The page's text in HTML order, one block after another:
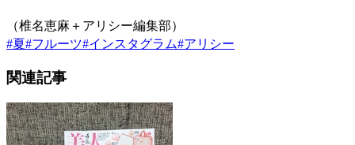
（椎名恵麻＋アリシー編集部）
#夏#フルーツ#インスタグラム#アリシー
関連記事